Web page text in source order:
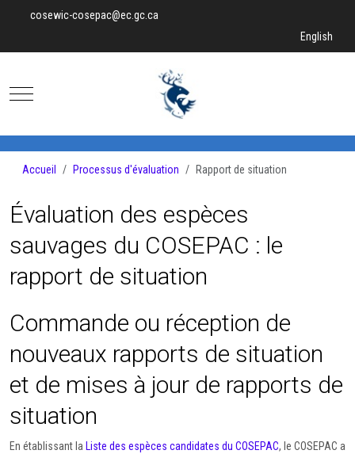
cosewic-cosepac@ec.gc.ca
Sélectionnez
English
Mobile Menu Toggle
Accueil Processus d'évaluation Rapport de situation
Évaluation des espèces
sauvages du COSEPAC : le
rapport de situation
Commande ou réception de
nouveaux rapports de situation
et de mises à jour de rapports de
situation
En établissant la Liste des espèces candidates du COSEPAC, le COSEPAC a